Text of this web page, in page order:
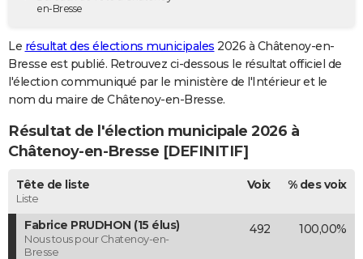
Destinations
City break
Voyage nature
Voyage de noces
Forum
GUIDES D'ACHAT
BONS PLANS
Carte de Noël
Carte Bonne année
Carte Saint-Valentin
Carte Pâques
Carte d'anniversaire
DICTIONNAIRE
Dictionnaire
Biographies
Citations
Expressions
Proverbes
PROGRAMME TV
COPAINS D'AVANT
S'inscrire
Se connecter
Lycées
Collèges
Primaires
Universités
Entreprises
Service militaire
Avis de recherche
AVIS DE DÉCÈS
en-Bresse
Le résultat des élections municipales 2026 à Châtenoy-en-
Bresse est publié. Retrouvez ci-dessous le résultat officiel de
l'élection communiqué par le ministère de l'Intérieur et le
nom du maire de Châtenoy-en-Bresse.
Résultat de l'élection municipale 2026 à
Châtenoy-en-Bresse [DEFINITIF]
Tête de liste
Liste
Voix % des voix
Fabrice PRUDHON (15 élus)
Nous tous pour Chatenoy-en-
Bresse
492 100,00%